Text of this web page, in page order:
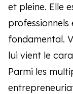
et pleine. Elle
professionnels
fondamental.
lui vient le
Parmi les